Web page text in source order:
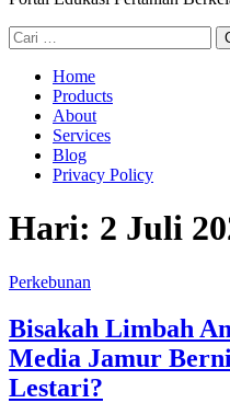
Cari
untuk:
Home
Products
About
Services
Blog
Privacy Policy
Hari: 2 Juli
Perkebunan
Bisakah Limbah
Media Jamur
Lestari?